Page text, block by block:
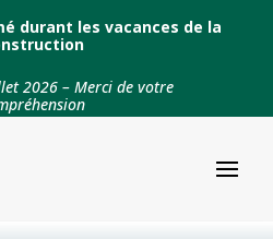
durant les vacances de la
2026 – Merci de votre